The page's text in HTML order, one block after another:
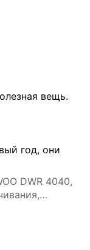
вещь.
год, они
DWR 4040,